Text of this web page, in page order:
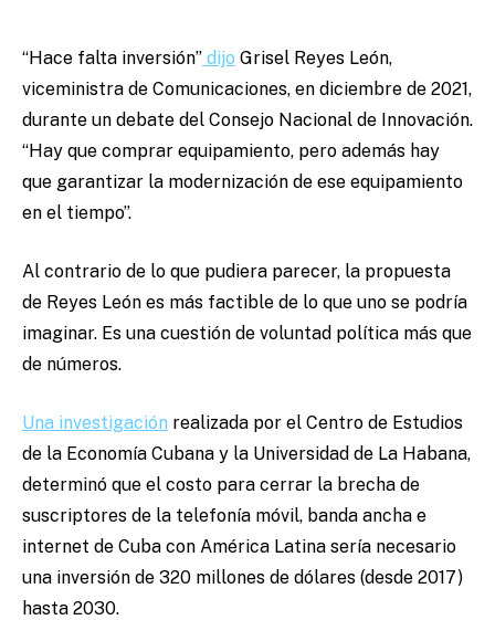
“Hace falta inversión” dijo Grisel Reyes León,
viceministra de Comunicaciones, en diciembre de 2021,
durante un debate del Consejo Nacional de Innovación.
“Hay que comprar equipamiento, pero además hay
que garantizar la modernización de ese equipamiento
en el tiempo”.
Al contrario de lo que pudiera parecer, la propuesta
de Reyes León es más factible de lo que uno se podría
imaginar. Es una cuestión de voluntad política más que
de números.
Una investigación realizada por el Centro de Estudios
de la Economía Cubana y la Universidad de La Habana,
determinó que el costo para cerrar la brecha de
suscriptores de la telefonía móvil, banda ancha e
internet de Cuba con América Latina sería necesario
una inversión de 320 millones de dólares (desde 2017)
hasta 2030.